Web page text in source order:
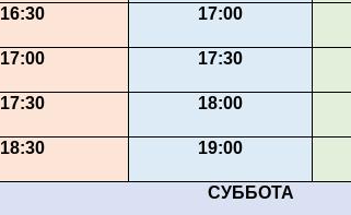
16:30 17:00
17:00 17:30
17:30 18:00
18:30 19:00
СУББОТА